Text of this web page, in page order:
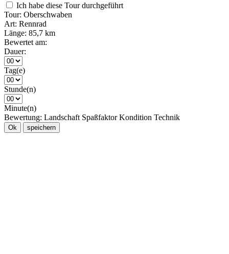
Ich habe diese Tour durchgeführt
Tour: Oberschwaben
Art: Rennrad
Länge: 85,7 km
Bewertet am:
Dauer:
Tag(e)
Stunde(n)
Minute(n)
Bewertung: Landschaft Spaßfaktor Kondition Technik
Ok speichern